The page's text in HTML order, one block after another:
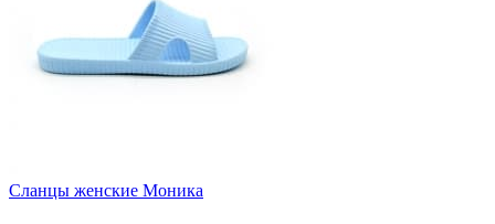
Сланцы женские Моника